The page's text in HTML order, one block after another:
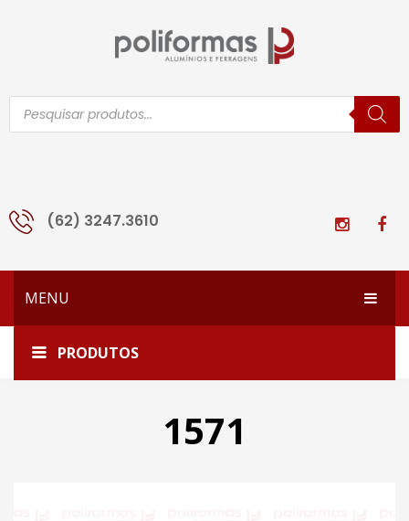
Pesquisar
produtos
(62) 3247.3610
MENU
HOME
EMPRESA
PRODUTOS
Início Todos os produtos
1571